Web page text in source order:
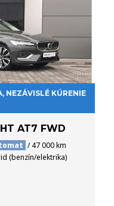
NEZÁVISLÉ KÚRENIE
AT7 FWD
/ 47 000 km
(benzín/elektrika)